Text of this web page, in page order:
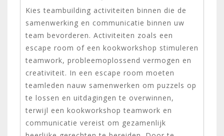
Kies teambuilding activiteiten binnen die de
samenwerking en communicatie binnen uw
team bevorderen. Activiteiten zoals een
escape room of een kookworkshop stimuleren
teamwork, probleemoplossend vermogen en
creativiteit. In een escape room moeten
teamleden nauw samenwerken om puzzels op
te lossen en uitdagingen te overwinnen,
terwijl een kookworkshop teamwork en
communicatie vereist om gezamenlijk